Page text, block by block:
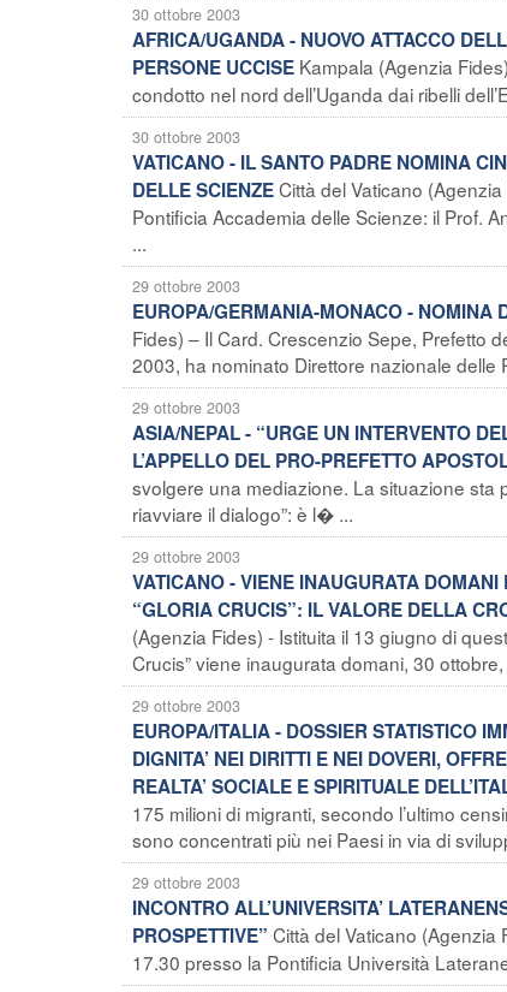
30 ottobre 2003
AFRICA/UGANDA - NUOVO ATTACCO
PERSONE UCCISE Kampala (Agenzia
condotto nel nord dell’Uganda dai ribelli
30 ottobre 2003
VATICANO - IL SANTO PADRE NOMINA
DELLE SCIENZECittà del Vaticano
Pontificia Accademia delle Scienze: il Prof.
...
29 ottobre 2003
EUROPA/GERMANIA-MONACO - NOMINA
Fides) – Il Card. Crescenzio Sepe, Prefetto
2003, ha nominato Direttore nazionale delle
29 ottobre 2003
ASIA/NEPAL - “URGE UN INTERVENTO
L’APPELLO DEL PRO-PREFETTO
svolgere una mediazione. La situazione sta
riavviare il dialogo”: è l� ...
29 ottobre 2003
VATICANO - VIENE INAUGURATA
“GLORIA CRUCIS”: IL VALORE DELLA
(Agenzia Fides) - Istituita il 13 giugno di
Crucis” viene inaugurata domani, 30
29 ottobre 2003
EUROPA/ITALIA - DOSSIER STATISTICO
DIGNITA’ NEI DIRITTI E NEI DOVERI,
REALTA’ SOCIALE E SPIRITUALE
175 milioni di migranti, secondo l’ultimo
sono concentrati più nei Paesi in via di
29 ottobre 2003
INCONTRO ALL’UNIVERSITA’
PROSPETTIVE” Città del Vaticano
17.30 presso la Pontificia Università